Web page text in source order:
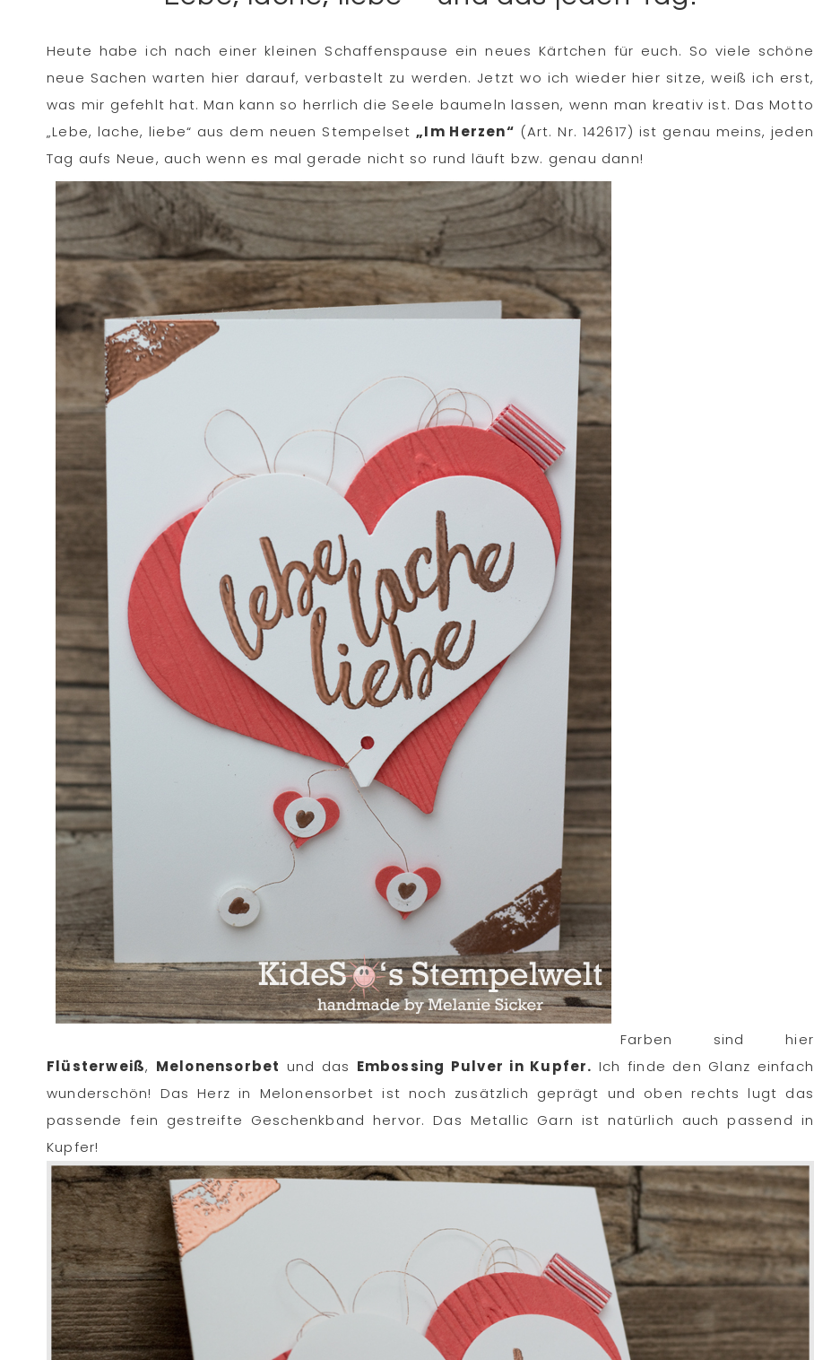
Heute habe ich nach einer kleinen Schaffenspause ein neues Kärtchen für euch. So viele schöne
neue Sachen warten hier darauf, verbastelt zu werden. Jetzt wo ich wieder hier sitze, weiß ich erst,
was mir gefehlt hat. Man kann so herrlich die Seele baumeln lassen, wenn man kreativ ist. Das Motto
„Lebe, lache, liebe“ aus dem neuen Stempelset„Im Herzen“ (Art. Nr. 142617) ist genau meins, jeden
Tag aufs Neue, auch wenn es mal gerade nicht so rund läuft bzw. genau dann!
Farben sind hier
Flüsterweiß, Melonensorbet und das Embossing Pulver in Kupfer. Ich finde den Glanz einfach
wunderschön! Das Herz in Melonensorbet ist noch zusätzlich geprägt und oben rechts lugt das
passende fein gestreifte Geschenkband hervor. Das Metallic Garn ist natürlich auch passend in
Kupfer!